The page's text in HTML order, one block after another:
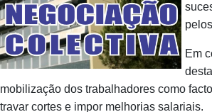
Em
mobilização dos trabalhadores como
travar cortes e impor melhorias salariais.